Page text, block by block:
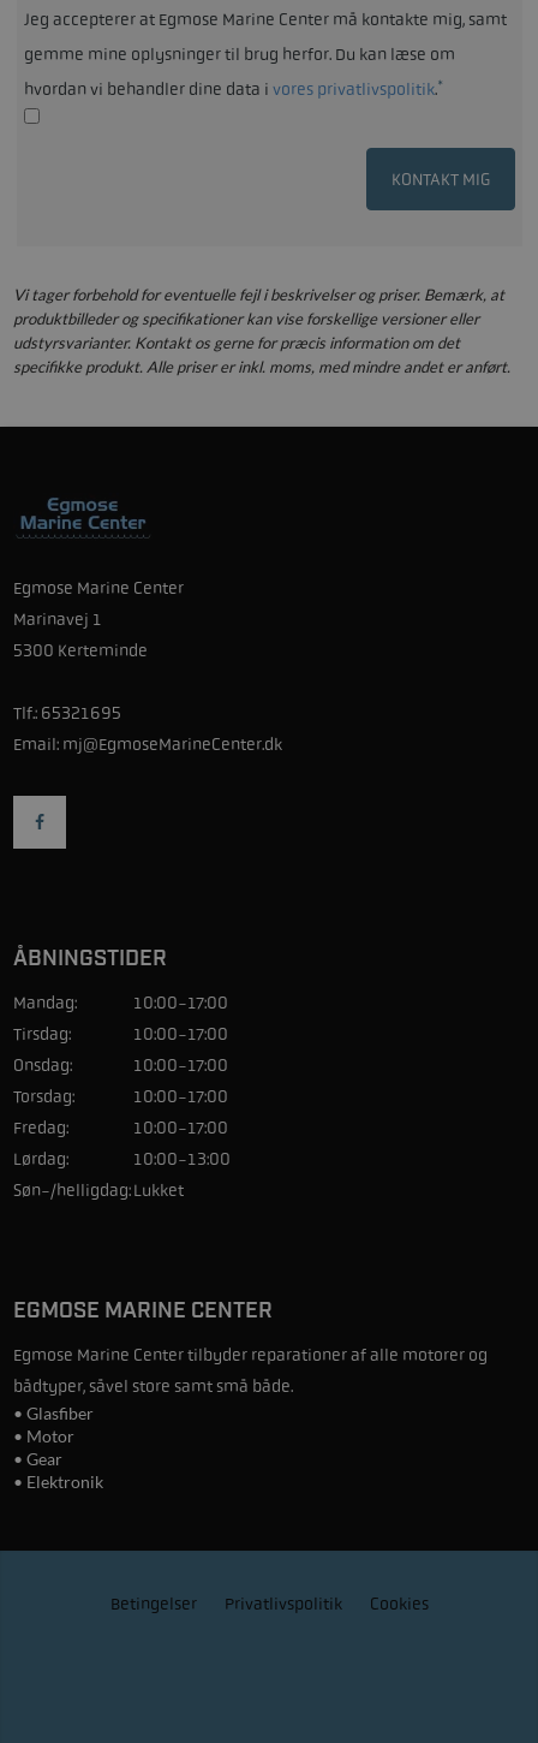
Jeg accepterer at Egmose Marine Center må kontakte mig, samt
gemme mine oplysninger til brug herfor. Du kan læse om
hvordan vi behandler dine data i vores privatlivspolitik.*
KONTAKT MIG
Vi tager forbehold for eventuelle fejl i beskrivelser og priser. Bemærk, at
produktbilleder og specifikationer kan vise forskellige versioner eller
udstyrsvarianter. Kontakt os gerne for præcis information om det
specifikke produkt. Alle priser er inkl. moms, med mindre andet er anført.
Egmose Marine Center
Marinavej 1
5300 Kerteminde
Tlf.: 65321695
Email: mj@EgmoseMarineCenter.dk
ÅBNINGSTIDER
Mandag:
10:00-17:00
Tirsdag:
10:00-17:00
Onsdag:
10:00-17:00
Torsdag:
10:00-17:00
Fredag:
10:00-17:00
Lørdag:
10:00-13:00
Søn-/helligdag:Lukket
EGMOSE MARINE CENTER
Egmose Marine Center tilbyder reparationer af alle motorer og
bådtyper, såvel store samt små både.
• Glasfiber
• Motor
• Gear
• Elektronik
Betingelser Privatlivspolitik Cookies